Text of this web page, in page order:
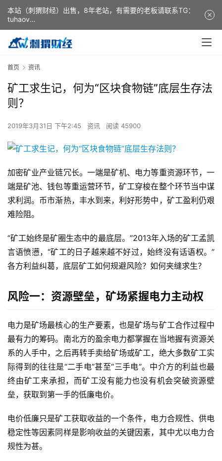
首页 资讯
矿工求生记，何为“区块食物链”底层生存法
则？
2019年3月31日 下午2:45 资讯 阅读 45900
加密矿业产业链冗长。一端是矿机、电力等重资源环节，一
端是矿池、钱包等重运营环节，矿工穿梭在整个环节当中谋
求利润。币市渐热，丰水到来，利好形势中，矿工盈利仍艰
难险阻。
“矿工始终是矿圈生态中的最底层。”2013年入场的矿工孟凯
言语愤懑，“矿工的日子越来越不好过，始终没有话语权。”
各方利益纠葛，底层矿工如何规避风险？如何夹缝求生？
风险一：资源壁垒，矿场紧握电力主动权
电力是矿场最核心的生产要素，也是矿场与矿工合作过程中
最有力的筹码。南北方的盈余电力都掌握在当地握有资源关
系的人手中，之后再转手卖给矿场或矿工，绝大多数矿工实
际得到的往往是“二手电”甚至“三手电”。中介方的利益也最
终由矿工来承担，而矿工没有能力也没有机会突破资源壁
垒，获取到第一手的低廉电价。
电价低廉只是矿工获取收益的一个条件，电力合规性、供电
稳定性等因素同样是影响收益的关键因素，其中尤以电力合
规性为甚。
本站（刺猬财经）出售，8年老站，有需要的老板请联系TG：
tuhaov
This website (ciweicaijing) is for sale. It is a 8-year-old
website. If you need it, please contact TG: tuhaov